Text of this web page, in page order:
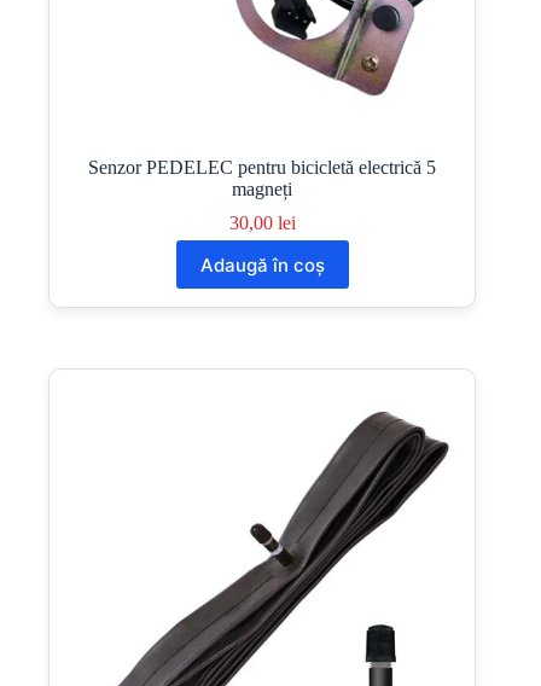
Senzor PEDELEC pentru bicicletă electrică 5
magneți
30,00 lei
Adaugă în coș